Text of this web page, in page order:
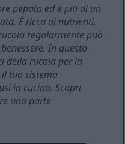
pepato ed è più di un
È ricca di nutrienti,
regolarmente può
In questo
della rucola per la
tuo sistema
in cucina. Scopri
una parte